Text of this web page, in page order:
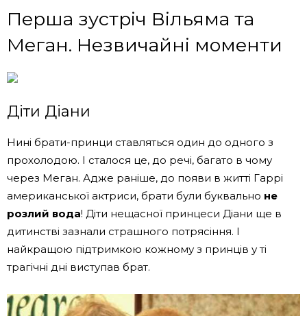
Перша зустріч Вільяма та
Меган. Незвичайні моменти
Діти Діани
Нині брати-принци ставляться один до одного з
прохолодою. І сталося це, до речі, багато в чому
через Меган. Адже раніше, до появи в житті Гаррі
американської актриси, брати були буквально не
розлий вода! Діти нещасної принцеси Діани ще в
дитинстві зазнали страшного потрясіння. І
найкращою підтримкою кожному з принців у ті
трагічні дні виступав брат.